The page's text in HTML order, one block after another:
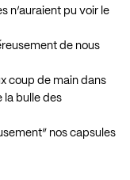
n’auraient pu voir le
de nous
coup de main dans
la bulle des
nos capsules